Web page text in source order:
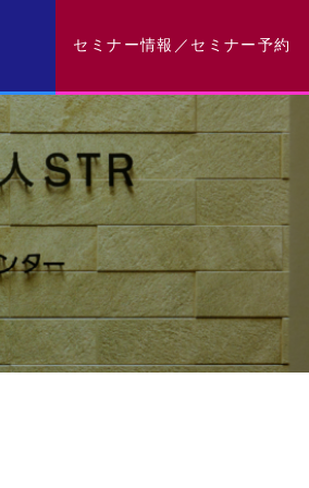
セミナー情報／セミナー予約